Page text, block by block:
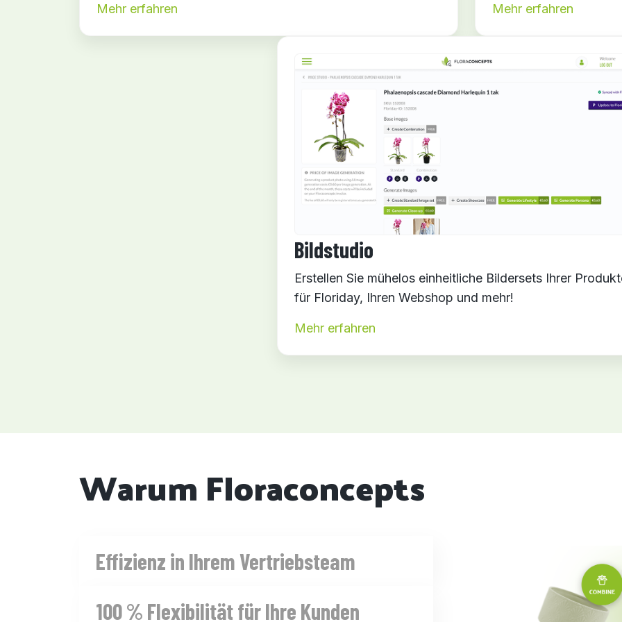
Mehr erfahren Mehr erfahren
Bildstudio
Erstellen Sie mühelos einheitliche Bildersets Ihrer
für Floriday, Ihren Webshop und mehr!
Mehr erfahren
Warum Floraconcepts
Effizienz in Ihrem Vertriebsteam
Verschiedene Mitarbeiter, die nach demselben